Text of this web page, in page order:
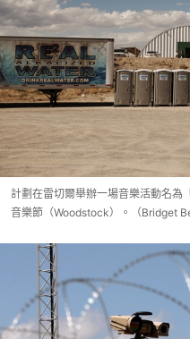
計劃在雷切爾舉辦一場音樂活動名
音樂節（Woodstock）。（Bridget